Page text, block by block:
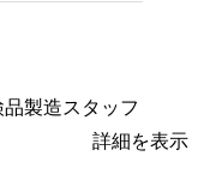
製造スタッフ
詳細を表示